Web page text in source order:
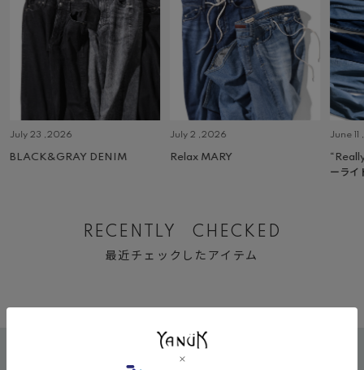
July 23 ,2026
BLACK&GRAY DENIM
July 2 ,2026
Relax MARY
June
ーライ
RECENTLY CHECKED
最近チェックしたアイテム